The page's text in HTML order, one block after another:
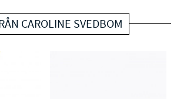
CAROLINE SVEDBOM